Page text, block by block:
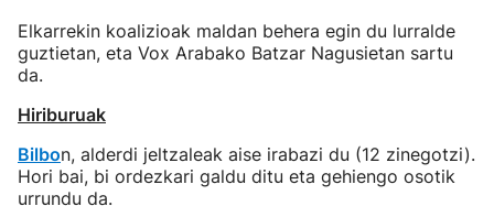
Elkarrekin koalizioak maldan behera egin du lurralde
guztietan, eta Vox Arabako Batzar Nagusietan sartu
da.
Hiriburuak
Bilbon, alderdi jeltzaleak aise irabazi du (12 zinegotzi).
Hori bai, bi ordezkari galdu ditu eta gehiengo osotik
urrundu da.